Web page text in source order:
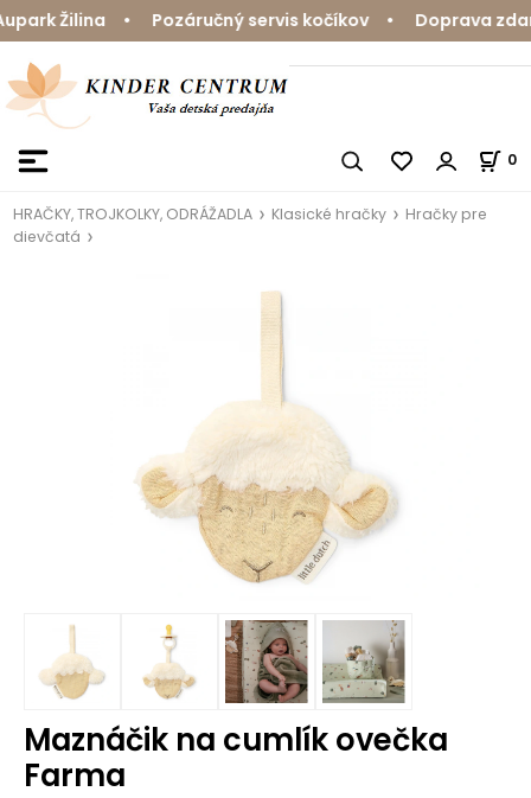
Žilina • Pozáručný servis kočíkov • Doprava
0
HRAČKY, TROJKOLKY, ODRÁŽADLA Klasické hračky
Hračky pre
dievčatá
Maznáčik na cumlík ovečka
Farma